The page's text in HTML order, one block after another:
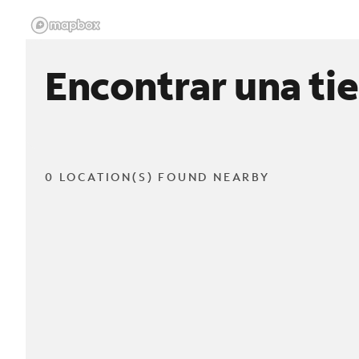
Encontrar una
0 LOCATION(S) FOUND NEARBY